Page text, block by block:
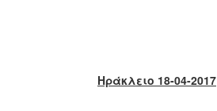
Ηράκλειο 18-04-2017